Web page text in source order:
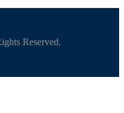
Reserved.